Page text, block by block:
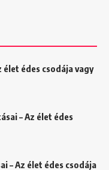
élet édes csodája vagy
– Az élet édes
– Az élet édes csodája